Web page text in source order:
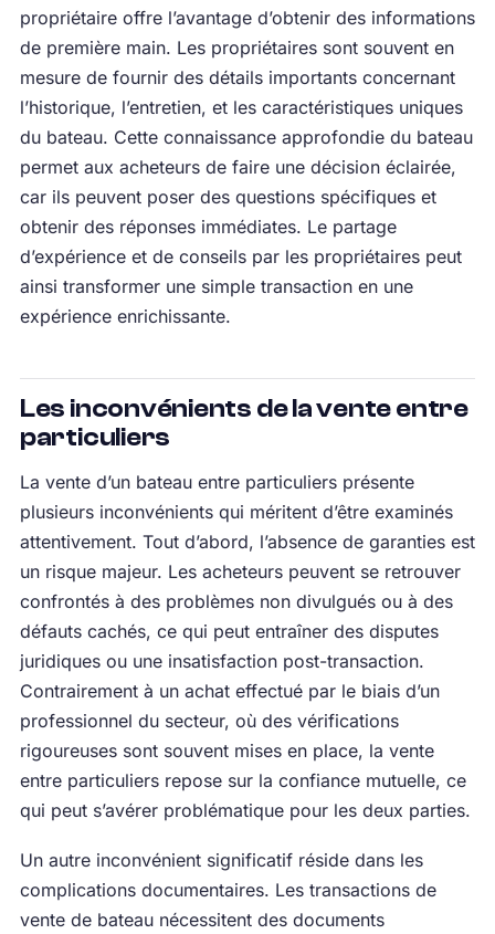
propriétaire offre l’avantage d’obtenir des informations
de première main. Les propriétaires sont souvent en
mesure de fournir des détails importants concernant
l’historique, l’entretien, et les caractéristiques uniques
du bateau. Cette connaissance approfondie du bateau
permet aux acheteurs de faire une décision éclairée,
car ils peuvent poser des questions spécifiques et
obtenir des réponses immédiates. Le partage
d’expérience et de conseils par les propriétaires peut
ainsi transformer une simple transaction en une
expérience enrichissante.
Les inconvénients de la vente entre
particuliers
La vente d’un bateau entre particuliers présente
plusieurs inconvénients qui méritent d’être examinés
attentivement. Tout d’abord, l’absence de garanties est
un risque majeur. Les acheteurs peuvent se retrouver
confrontés à des problèmes non divulgués ou à des
défauts cachés, ce qui peut entraîner des disputes
juridiques ou une insatisfaction post-transaction.
Contrairement à un achat effectué par le biais d’un
professionnel du secteur, où des vérifications
rigoureuses sont souvent mises en place, la vente
entre particuliers repose sur la confiance mutuelle, ce
qui peut s’avérer problématique pour les deux parties.
Un autre inconvénient significatif réside dans les
complications documentaires. Les transactions de
vente de bateau nécessitent des documents